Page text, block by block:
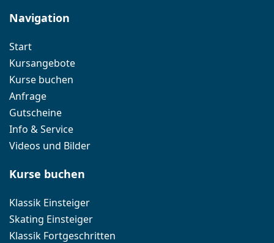
Navigation
Start
Kursangebote
Kurse buchen
Anfrage
Gutscheine
Info & Service
Videos und Bilder
Kurse buchen
Klassik Einsteiger
Skating Einsteiger
Klassik Fortgeschritten